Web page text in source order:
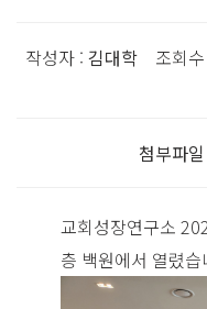
작성자 : 김대학 조회
첨부파일
교회성장연구소
층 백원에서 열렸습